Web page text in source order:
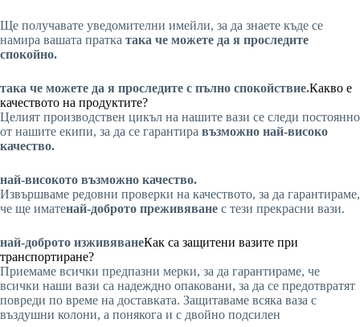
Ще получавате уведомителни имейли, за да знаете къде се
намира вашата пратка така че можете да я проследите
спокойно.
така че можете да я проследите с пълно спокойствие.Какво е
качеството на продуктите?
Целият производствен цикъл на нашите вази се следи постоянно
от нашите екипи, за да се гарантира възможно най-високо
качество.
най-високото възможно качество.
Извършваме редовни проверки на качеството, за да гарантираме,
че ще иматенай-доброто преживяване с тези прекрасни вази.
най-доброто изживяванеКак са защитени вазите при
транспортиране?
Приемаме всички предпазни мерки, за да гарантираме, че
всички наши вази са надеждно опаковани, за да се предотвратят
повреди по време на доставката. Защитаваме всяка ваза с
въздушни колони, а понякога и с двойно подсилен